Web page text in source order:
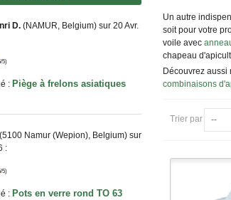
D. (NAMUR, Belgium) sur 20 Avr.
5)
: Piège à frelons asiatiques
(5100 Namur (Wepion), Belgium) sur
:
5)
: Pots en verre rond TO 63
Un autre
soit pour votre
voile avec
chapeau
Découvrez aussi
combinaisons
Trier par --